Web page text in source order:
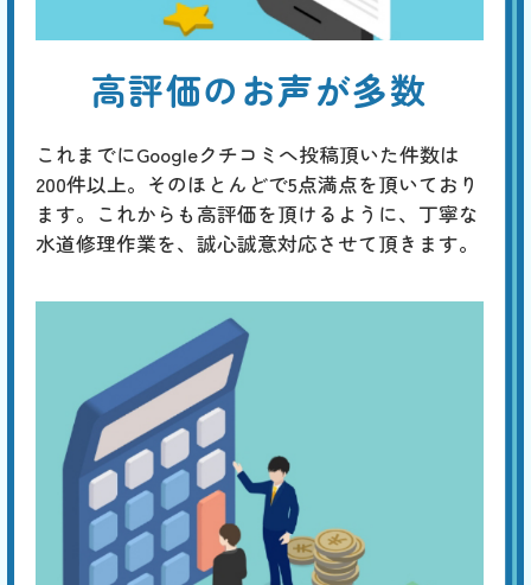
高評価のお声が多数
これまでにGoogleクチコミへ投稿頂いた件数は
200件以上。そのほとんどで5点満点を頂いており
ます。これからも高評価を頂けるように、丁寧な
水道修理作業を、誠心誠意対応させて頂きます。